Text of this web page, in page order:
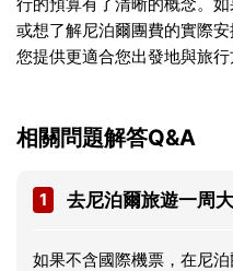
或想了解尼泊爾團費的實際安
您提供更適合您出發地與旅行
相關問題解答Q&A
1 去尼泊爾旅遊一周
如果不含國際機票，在尼